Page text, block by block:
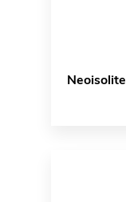
Neoisolite